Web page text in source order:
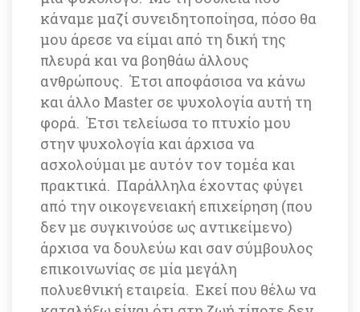
κάναμε μαζί συνειδητοποίησα, πόσο θα
μου άρεσε να είμαι από τη δική της
πλευρά και να βοηθάω άλλους
ανθρώπους. Έτσι αποφάσισα να κάνω
και άλλο Master σε ψυχολογία αυτή τη
φορά. Έτσι τελείωσα το πτυχίο μου
στην ψυχολογία και άρχισα να
ασχολούμαι με αυτόν τον τομέα και
πρακτικά. Παράλληλα έχοντας φύγει
από την οικογενειακή επιχείρηση (που
δεν με συγκινούσε ως αντικείμενο)
άρχισα να δουλεύω και σαν σύμβουλος
επικοινωνίας σε μία μεγάλη
πολυεθνική εταιρεία. Εκεί που θέλω να